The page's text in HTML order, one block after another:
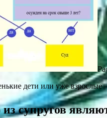
дети или уже взрослые
супругов